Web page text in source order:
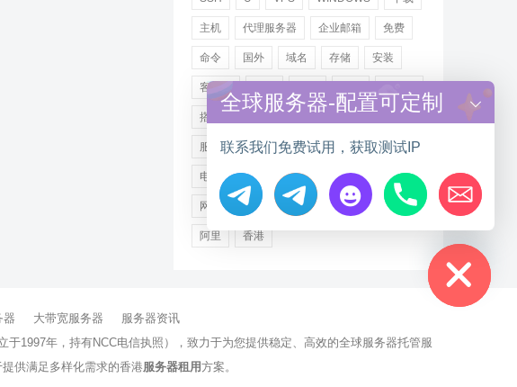
主机 代理服务器 企业邮箱 免费
命令 国外 域名 存储 安装
客户端
搭建 操作步骤 文件 服务
服务器 注册 海外 游戏 用户
电讯 登录 百度 租用 网站
网络 腾讯 虚拟主机 证书 配置
阿里 香港
器 大带宽服务器
服务器资讯
1997年，持有NCC电信执照），致力于为您提供稳定、高效的全球服务器托管服
供满足多样化需求的香港服务器租用方案。
Hide chaty
全球服务器-配置可定制
联系我们免费试用，获取测试IP